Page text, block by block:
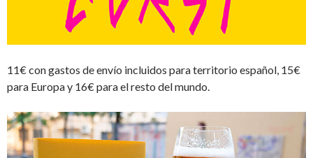
11€ con gastos de envío incluidos para territorio español, 15€
para Europa y 16€ para el resto del mundo.